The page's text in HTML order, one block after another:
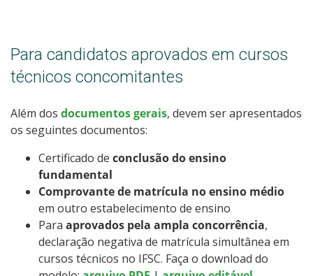
Para candidatos aprovados em cursos
técnicos concomitantes
Além dos documentos gerais, devem ser apresentados
os seguintes documentos:
Certificado de conclusão do ensino
fundamental
Comprovante de matrícula no ensino médio
em outro estabelecimento de ensino
Para aprovados pela ampla concorrência,
declaração negativa de matrícula simultânea em
cursos técnicos no IFSC. Faça o download do